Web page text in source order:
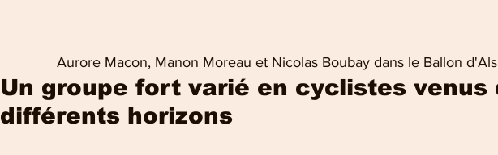
Aurore Macon, Manon Moreau et Nicolas Boubay dans le Ballon
Un groupe fort varié en cyclistes venus
différents horizons